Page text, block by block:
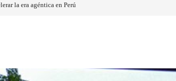
Las causas del impulso al alza en el precio de las placas base